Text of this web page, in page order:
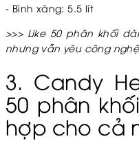
- Bình xăng: 5.5 lít
>>> Like 50 phân khối
nhưng vẫn yêu công
3. Candy
50 phân
hợp cho cả